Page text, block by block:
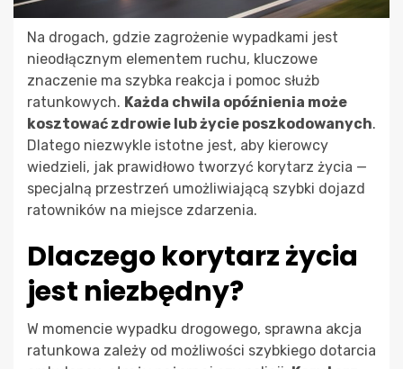
Na drogach, gdzie zagrożenie wypadkami jest
nieodłącznym elementem ruchu, kluczowe
znaczenie ma szybka reakcja i pomoc służb
ratunkowych. Każda chwila opóźnienia może
kosztować zdrowie lub życie poszkodowanych.
Dlatego niezwykle istotne jest, aby kierowcy
wiedzieli, jak prawidłowo tworzyć korytarz życia —
specjalną przestrzeń umożliwiającą szybki dojazd
ratowników na miejsce zdarzenia.
Dlaczego korytarz życia
jest niezbędny?
W momencie wypadku drogowego, sprawna akcja
ratunkowa zależy od możliwości szybkiego dotarcia